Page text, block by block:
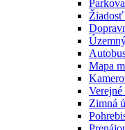
Žiadosť
Mapa
Verejné
Zimná